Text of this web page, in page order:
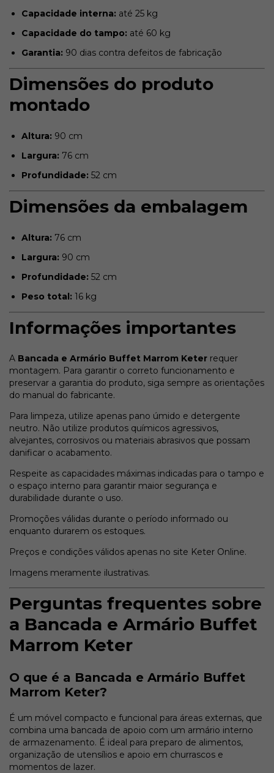
Capacidade interna: até 25 kg
Capacidade do tampo: até 60 kg
Garantia: 90 dias contra defeitos de fabricação
Dimensões do produto
montado
Altura: 90 cm
Largura: 76 cm
Profundidade: 52 cm
Dimensões da embalagem
Altura: 76 cm
Largura: 90 cm
Profundidade: 52 cm
Peso total: 16 kg
Informações importantes
A Bancada e Armário Buffet Marrom Keter requer
montagem. Para garantir o correto funcionamento e
preservar a garantia do produto, siga sempre as orientações
do manual do fabricante.
Para limpeza, utilize apenas pano úmido e detergente
neutro. Não utilize produtos químicos agressivos,
alvejantes, corrosivos ou materiais abrasivos que possam
danificar o acabamento.
Respeite as capacidades máximas indicadas para o tampo e
o espaço interno para garantir maior segurança e
durabilidade durante o uso.
Promoções válidas durante o período informado ou
enquanto durarem os estoques.
Preços e condições válidos apenas no site Keter Online.
Imagens meramente ilustrativas.
Perguntas frequentes sobre
a Bancada e Armário Buffet
Marrom Keter
O que é a Bancada e Armário Buffet
Marrom Keter?
É um móvel compacto e funcional para áreas externas, que
combina uma bancada de apoio com um armário interno
de armazenamento. É ideal para preparo de alimentos,
organização de utensílios e apoio em churrascos e
momentos de lazer.